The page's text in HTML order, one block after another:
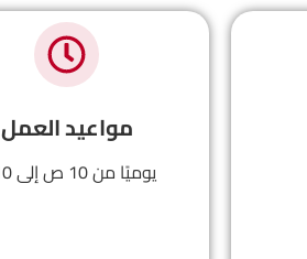
مواعيد العمل
يوميًا من 10 ص إلى 10 م